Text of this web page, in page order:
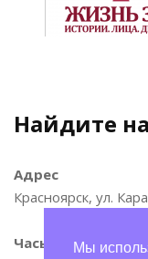
Найдите
Адрес
Красноярск, ул.
Часы
Мы